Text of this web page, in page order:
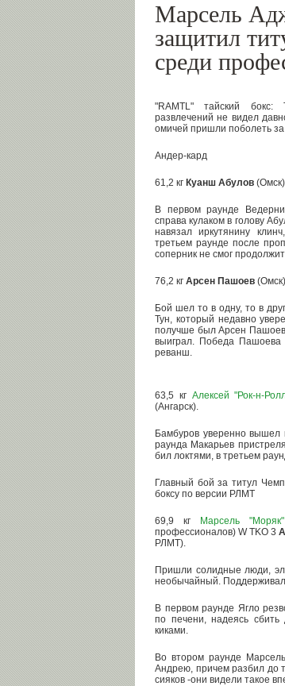
Марсель
защитил
среди
"RAMTL" тайский бокс:
развлечений не видел
омичей пришли поболеть
Андер-кард
61,2 кг Куанш Абулов
В первом раунде
справа кулаком в голову
навязал иркутянину
третьем раунде после
соперник не смог
76,2 кг Арсен Пашоев
Бой шел то в одну, то в
Тун, который недавно
получше был Арсен
выиграл. Победа Пашоева
реванш.
63,5 кг Алексей "Рок-н-
(Ангарск).
Бамбуров уверенно вышел
раунда Макарьев
бил локтями, в третьем
Главный бой за титул
боксу по версии РЛМТ
69,9 кг Марсель
профессионалов) W TKO 3
РЛМТ).
Пришли солидные люди,
необычайный.
В первом раунде Ягло
по печени, надеясь сбить
киками.
Во втором раунде
Андрею, причем разбил до
сияков -они видели такое